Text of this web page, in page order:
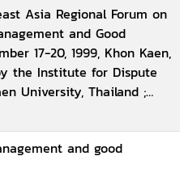
Asia Regional Forum on
and Good
17-20, 1999, Khon Kaen,
the Institute for Dispute
University, Thailand ;
Alex Grzybowski
and good